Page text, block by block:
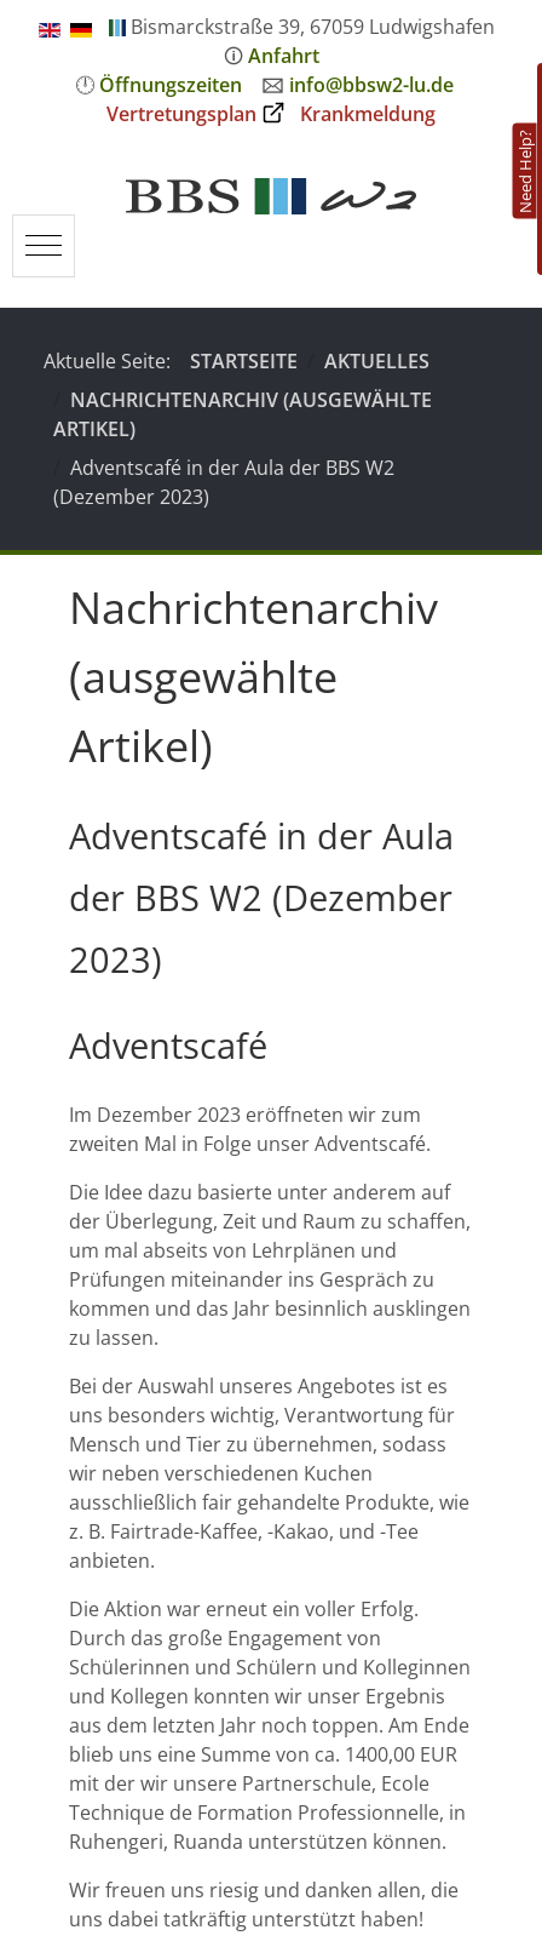
Bismarckstraße 39, 67059 Ludwigshafen
🛈Anfahrt
🕛 Öffnungszeiten 🖂 info@bbsw2-lu.de
Vertretungsplan
Krankmeldung
Need Help?
Mobile Menu Toggle
Aktuelle Seite: STARTSEITE
AKTUELLES
NACHRICHTENARCHIV (AUSGEWÄHLTE
ARTIKEL)
Adventscafé in der Aula der BBS W2
(Dezember 2023)
Nachrichtenarchiv
(ausgewählte
Artikel)
Adventscafé in der Aula
der BBS W2 (Dezember
2023)
Adventscafé
Im Dezember 2023 eröffneten wir zum
zweiten Mal in Folge unser Adventscafé.
Die Idee dazu basierte unter anderem auf
der Überlegung, Zeit und Raum zu schaffen,
um mal abseits von Lehrplänen und
Prüfungen miteinander ins Gespräch zu
kommen und das Jahr besinnlich ausklingen
zu lassen.
Bei der Auswahl unseres Angebotes ist es
uns besonders wichtig, Verantwortung für
Mensch und Tier zu übernehmen, sodass
wir neben verschiedenen Kuchen
ausschließlich fair gehandelte Produkte, wie
z. B. Fairtrade-Kaffee, -Kakao, und -Tee
anbieten.
Die Aktion war erneut ein voller Erfolg.
Durch das große Engagement von
Schülerinnen und Schülern und Kolleginnen
und Kollegen konnten wir unser Ergebnis
aus dem letzten Jahr noch toppen. Am Ende
blieb uns eine Summe von ca. 1400,00 EUR
mit der wir unsere Partnerschule, Ecole
Technique de Formation Professionnelle, in
Ruhengeri, Ruanda unterstützen können.
Wir freuen uns riesig und danken allen, die
uns dabei tatkräftig unterstützt haben!